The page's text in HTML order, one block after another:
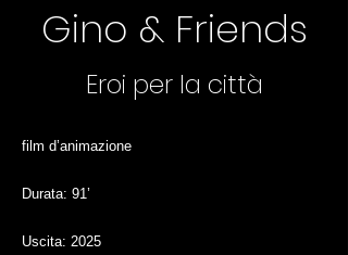
Gino & Friends
Eroi per la città
film d’animazione
Durata: 91’
Uscita: 2025